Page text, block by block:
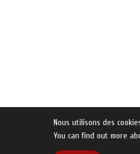
Nous utilisons des
You can find out more